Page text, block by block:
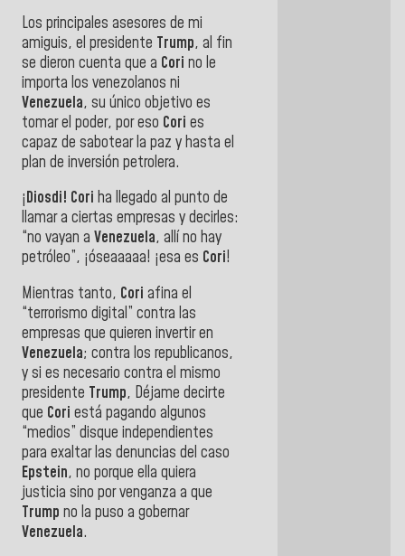
Los principales asesores de mi
amiguis, el presidente Trump, al fin
se dieron cuenta que a Cori no le
importa los venezolanos ni
Venezuela, su único objetivo es
tomar el poder, por eso Cori es
capaz de sabotear la paz y hasta el
plan de inversión petrolera.
¡Diosdi! Cori ha llegado al punto de
llamar a ciertas empresas y decirles:
“no vayan a Venezuela, allí no hay
petróleo”, ¡óseaaaaa! ¡esa es Cori!
Mientras tanto, Cori afina el
“terrorismo digital” contra las
empresas que quieren invertir en
Venezuela; contra los republicanos,
y si es necesario contra el mismo
presidente Trump, Déjame decirte
que Cori está pagando algunos
“medios” disque independientes
para exaltar las denuncias del caso
Epstein, no porque ella quiera
justicia sino por venganza a que
Trump no la puso a gobernar
Venezuela.